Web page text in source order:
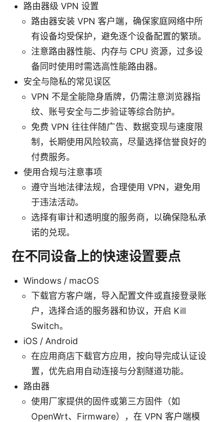
路由器级 VPN 设置
路由器安装 VPN 客户端，确保家庭网络中所
有设备均受保护，避免逐个设备配置的繁琐。
注意路由器性能、内存与 CPU 资源，过多设
备同时使用时需选高性能路由器。
安全与隐私的常见误区
VPN 不是全能隐身盾牌，仍需注意浏览器指
纹、账号安全与二步验证等综合防护。
免费 VPN 往往伴随广告、数据变现与速度限
制，长期使用风险较高，尽量选择信誉良好的
付费服务。
使用合规与注意事项
遵守当地法律法规，合理使用 VPN，避免用
于违法活动。
选择有审计和透明度的服务商，以确保隐私承
诺的兑现。
在不同设备上的快速设置要点
Windows / macOS
下载官方客户端，导入配置文件或直接登录账
户，选择合适的服务器和协议，开启 Kill
Switch。
iOS / Android
在应用商店下载官方应用，按向导完成认证设
置，优先启用自动连接与分割隧道功能。
路由器
使用厂家提供的固件或第三方固件（如
OpenWrt、Firmware），在 VPN 客户端模